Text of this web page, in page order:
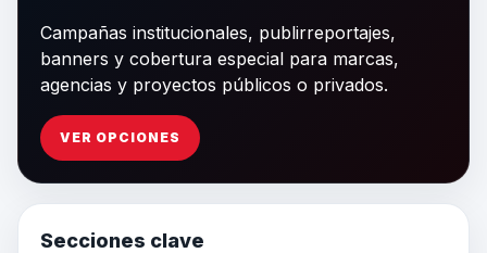
Campañas institucionales, publirreportajes,
banners y cobertura especial para marcas,
agencias y proyectos públicos o privados.
VER OPCIONES
Secciones clave